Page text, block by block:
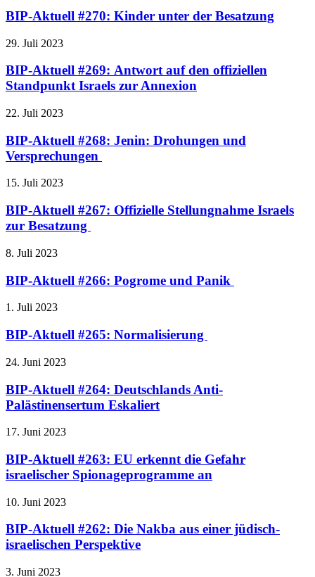
BIP-Aktuell #270: Kinder unter der Besatzung
29. Juli 2023
BIP-Aktuell #269: Antwort auf den offiziellen
Standpunkt Israels zur Annexion
22. Juli 2023
BIP-Aktuell #268: Jenin: Drohungen und
Versprechungen
15. Juli 2023
BIP-Aktuell #267: Offizielle Stellungnahme Israels
zur Besatzung
8. Juli 2023
BIP-Aktuell #266: Pogrome und Panik
1. Juli 2023
BIP-Aktuell #265: Normalisierung
24. Juni 2023
BIP-Aktuell #264: Deutschlands Anti-
Palästinensertum Eskaliert
17. Juni 2023
BIP-Aktuell #263: EU erkennt die Gefahr
israelischer Spionageprogramme an
10. Juni 2023
BIP-Aktuell #262: Die Nakba aus einer jüdisch-
israelischen Perspektive
3. Juni 2023